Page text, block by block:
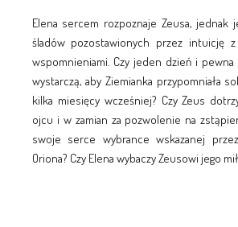
Elena sercem rozpoznaje Zeusa, jednak
śladów pozostawionych przez intuicję z
wspomnieniami. Czy jeden dzień i pewna
wystarczą, aby Ziemianka przypomniała
kilka miesięcy wcześniej? Czy Zeus
ojcu i w zamian za pozwolenie na
swoje serce wybrance wskazanej
Oriona? Czy Elena wybaczy Zeusowi jego